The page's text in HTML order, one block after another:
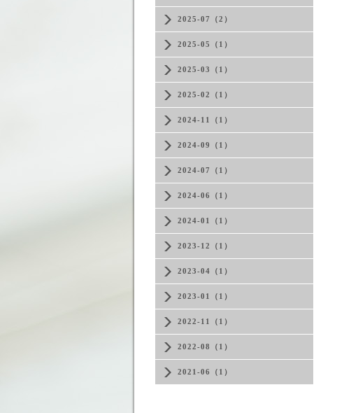
2025-07（2）
2025-05（1）
2025-03（1）
2025-02（1）
2024-11（1）
2024-09（1）
2024-07（1）
2024-06（1）
2024-01（1）
2023-12（1）
2023-04（1）
2023-01（1）
2022-11（1）
2022-08（1）
2021-06（1）